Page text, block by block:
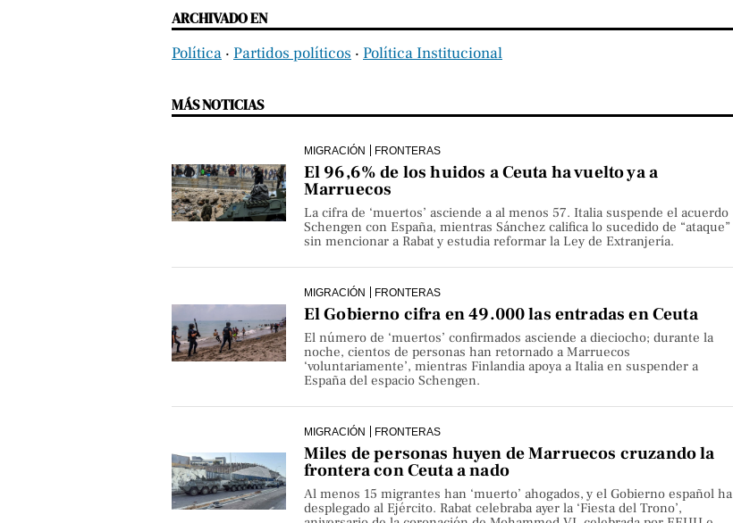
ARCHIVADO EN
Política ‧ Partidos políticos ‧ Política Institucional
MÁS NOTICIAS
MIGRACIÓN FRONTERAS
El 96,6% de los huidos a Ceuta ha vuelto ya a
Marruecos
La cifra de ‘muertos’ asciende a al menos 57. Italia suspende el acuerdo
Schengen con España, mientras Sánchez califica lo sucedido de “ataque”
sin mencionar a Rabat y estudia reformar la Ley de Extranjería.
MIGRACIÓN FRONTERAS
El Gobierno cifra en 49.000 las entradas en Ceuta
El número de ‘muertos’ confirmados asciende a dieciocho; durante la
noche, cientos de personas han retornado a Marruecos
‘voluntariamente’, mientras Finlandia apoya a Italia en suspender a
España del espacio Schengen.
MIGRACIÓN FRONTERAS
Miles de personas huyen de Marruecos cruzando la
frontera con Ceuta a nado
Al menos 15 migrantes han ‘muerto’ ahogados, y el Gobierno español ha
desplegado al Ejército. Rabat celebraba ayer la ‘Fiesta del Trono’,